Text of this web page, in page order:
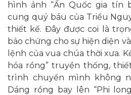
hình ảnh “Ấn Quốc gia tín
cung quý báu của Triều
thiết kế. Đây được coi là
bảo chứng cho sự hiện diện
lệnh của vua chúa thời xưa.
hóa rồng” truyền thống,
trình chuyển mình không
Dáng rồng bay lên “Phi